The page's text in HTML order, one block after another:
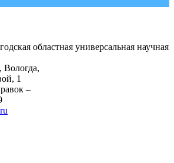
областная универсальная научная
Вологда,
1
–